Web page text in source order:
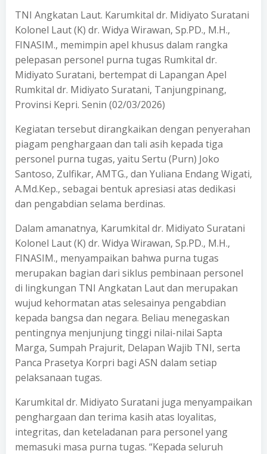
TNI Angkatan Laut. Karumkital dr. Midiyato Suratani
Kolonel Laut (K) dr. Widya Wirawan, Sp.PD., M.H.,
FINASIM., memimpin apel khusus dalam rangka
pelepasan personel purna tugas Rumkital dr.
Midiyato Suratani, bertempat di Lapangan Apel
Rumkital dr. Midiyato Suratani, Tanjungpinang,
Provinsi Kepri. Senin (02/03/2026)
Kegiatan tersebut dirangkaikan dengan penyerahan
piagam penghargaan dan tali asih kepada tiga
personel purna tugas, yaitu Sertu (Purn) Joko
Santoso, Zulfikar, AMTG., dan Yuliana Endang Wigati,
A.Md.Kep., sebagai bentuk apresiasi atas dedikasi
dan pengabdian selama berdinas.
Dalam amanatnya, Karumkital dr. Midiyato Suratani
Kolonel Laut (K) dr. Widya Wirawan, Sp.PD., M.H.,
FINASIM., menyampaikan bahwa purna tugas
merupakan bagian dari siklus pembinaan personel
di lingkungan TNI Angkatan Laut dan merupakan
wujud kehormatan atas selesainya pengabdian
kepada bangsa dan negara. Beliau menegaskan
pentingnya menjunjung tinggi nilai-nilai Sapta
Marga, Sumpah Prajurit, Delapan Wajib TNI, serta
Panca Prasetya Korpri bagi ASN dalam setiap
pelaksanaan tugas.
Karumkital dr. Midiyato Suratani juga menyampaikan
penghargaan dan terima kasih atas loyalitas,
integritas, dan keteladanan para personel yang
memasuki masa purna tugas. “Kepada seluruh